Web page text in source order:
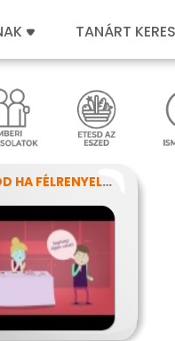
TANÁRT
EZT TEDD HA FÉLRENYELT VALAKI